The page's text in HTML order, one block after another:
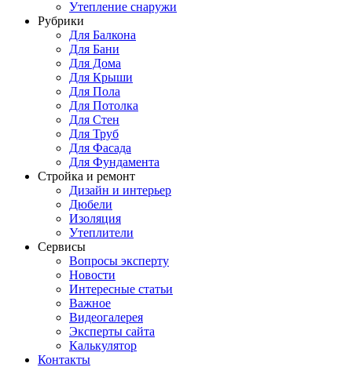
Утепление снаружи
Рубрики
Для Балкона
Для Бани
Для Дома
Для Крыши
Для Пола
Для Потолка
Для Стен
Для Труб
Для Фасада
Для Фундамента
Стройка и ремонт
Дизайн и интерьер
Дюбели
Изоляция
Утеплители
Сервисы
Вопросы эксперту
Новости
Интересные статьи
Важное
Видеогалерея
Эксперты сайта
Калькулятор
Контакты